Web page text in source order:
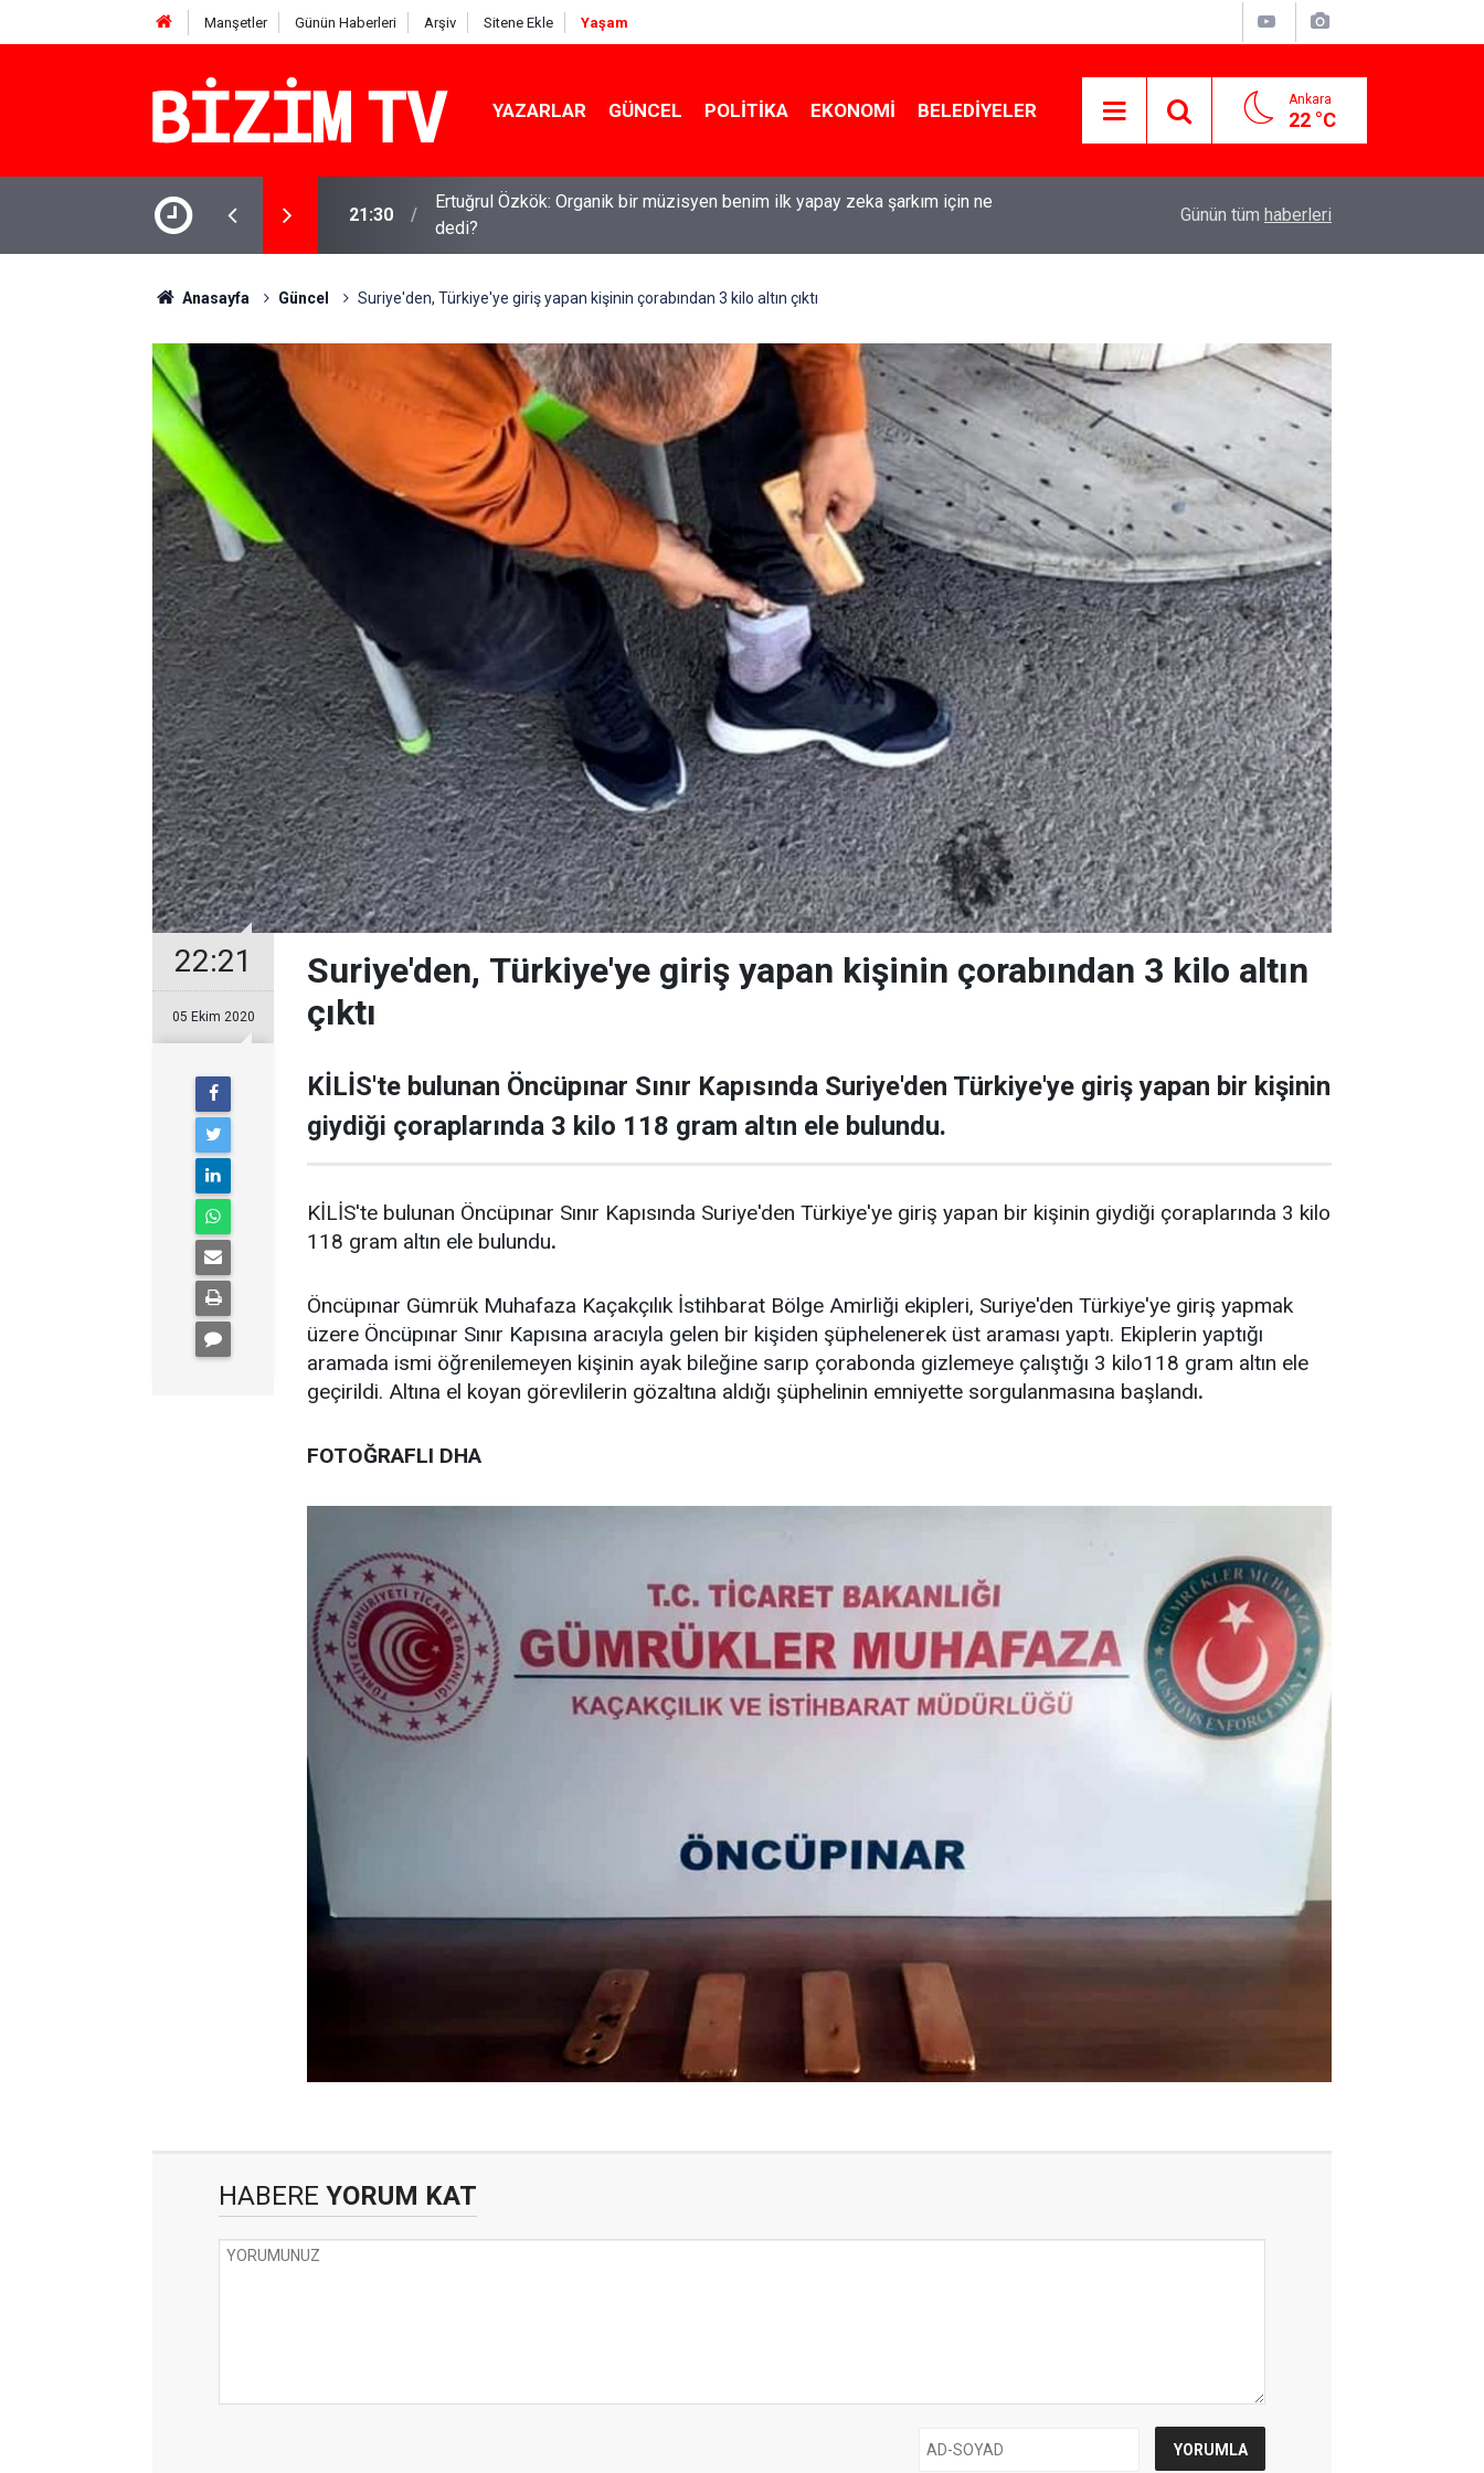
Manşetler Günün Haberleri Arşiv Sitene Ekle Yaşam
YAZARLAR GÜNCEL POLITIKA EKONOMI BELEDIYELER Ankara
22 °C
dedi?
16:11
Kirli çamaşırlar ortaya serildi... ROK itirafçı mı oldu? Fatih Altaylı'dan bomba
iddia
Özgür Özel'den Le Monde'a çarpıcı yazı: 'Bu
Günün tüm haberleri
Anasayfa Güncel Suriye'den, Türkiye'ye giriş yapan kişinin çorabından 3 kilo altın çıktı
22:21
05 Ekim 2020
Suriye'den, Türkiye'ye giriş yapan kişinin çorabından 3 kilo altın
çıktı
KİLİS'te bulunan Öncüpınar Sınır Kapısında Suriye'den Türkiye'ye giriş yapan bir kişinin
giydiği çoraplarında 3 kilo 118 gram altın ele bulundu.
KİLİS'te bulunan Öncüpınar Sınır Kapısında Suriye'den Türkiye'ye giriş yapan bir kişinin giydiği çoraplarında 3 kilo
118 gram altın ele bulundu.
Öncüpınar Gümrük Muhafaza Kaçakçılık İstihbarat Bölge Amirliği ekipleri, Suriye'den Türkiye'ye giriş yapmak
üzere Öncüpınar Sınır Kapısına aracıyla gelen bir kişiden şüphelenerek üst araması yaptı. Ekiplerin yaptığı
aramada ismi öğrenilemeyen kişinin ayak bileğine sarıp çorabonda gizlemeye çalıştığı 3 kilo118 gram altın ele
geçirildi. Altına el koyan görevlilerin gözaltına aldığı şüphelinin emniyette sorgulanmasına başlandı.
FOTOĞRAFLI DHA
HABERE YORUM KAT